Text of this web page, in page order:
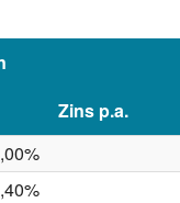
Zins p.a.